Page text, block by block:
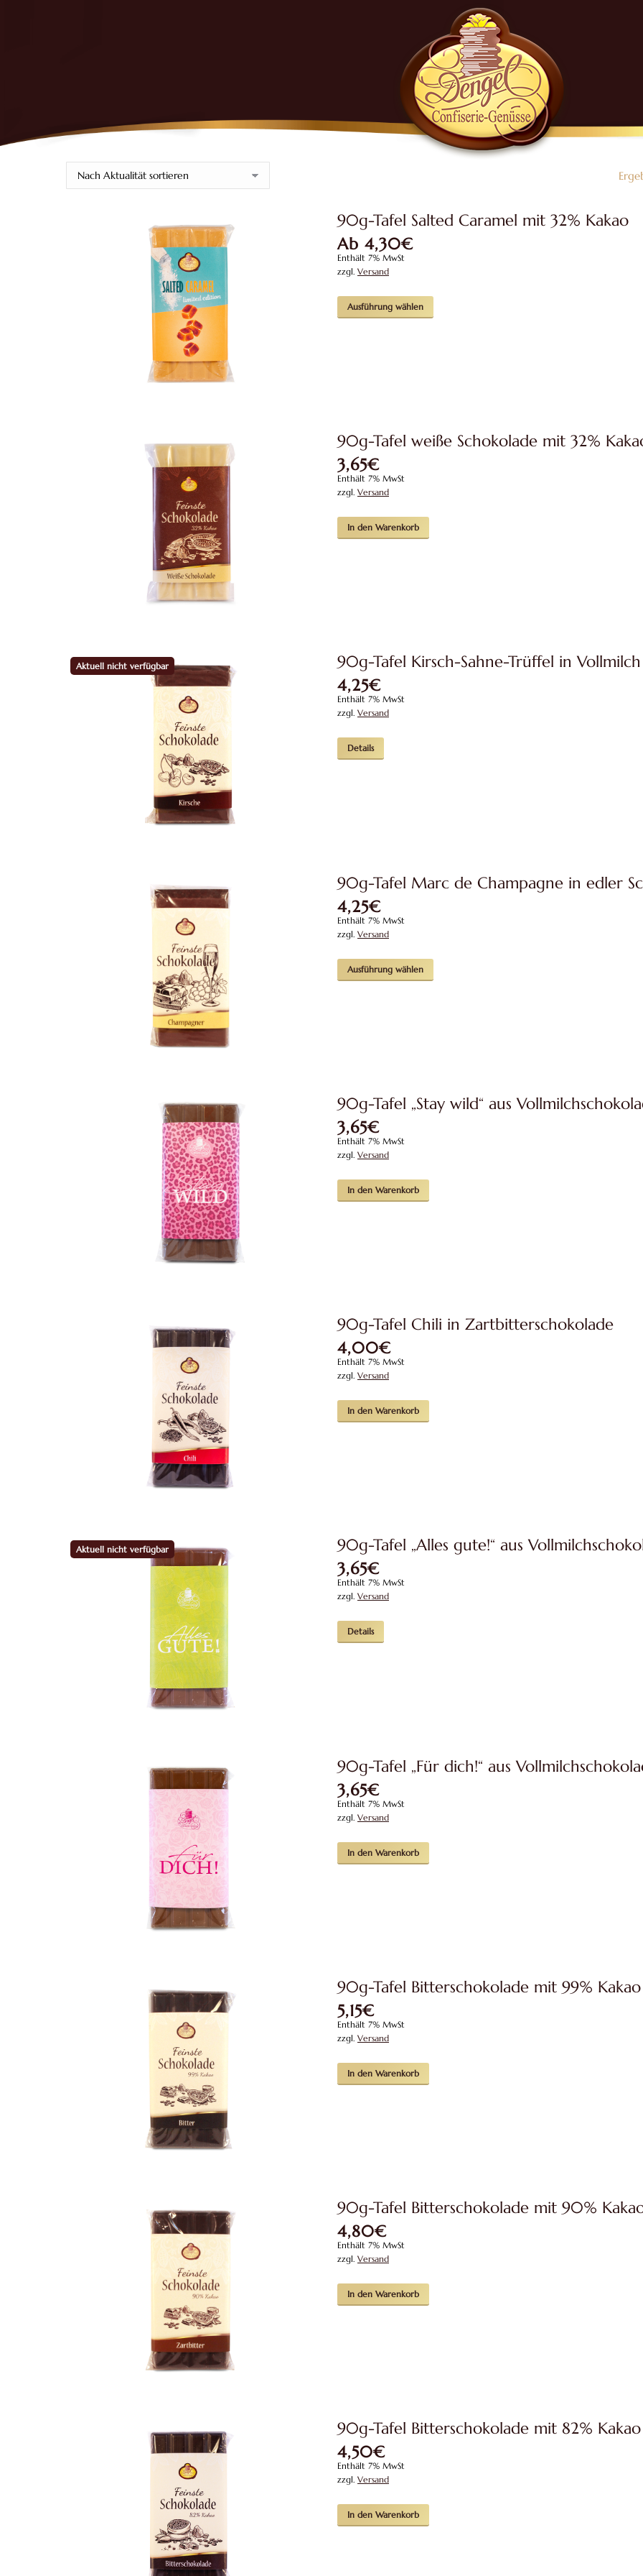
90g-Tafel Salted Caramel mit 32% Kakao
Ab 4,30€
Enthält 7% MwSt
zzgl. Versand
Ausführung wählen
Dieses
Produkt
der
90g-Tafel weiße Schokolade mit 32%
3,65€
Enthält 7% MwSt
zzgl. Versand
In den Warenkorb
Aktuell nicht verfügbar
90g-Tafel Kirsch-Sahne-Trüffel in Vollmilch
4,25€
Enthält 7% MwSt
zzgl. Versand
Details
90g-Tafel Marc de Champagne in edler
4,25€
Enthält 7% MwSt
zzgl. Versand
Ausführung wählen
Dieses
Produkt
der
Produktseite
90g-Tafel „Stay wild“ aus
3,65€
Enthält 7% MwSt
zzgl. Versand
In den Warenkorb
90g-Tafel Chili in Zartbitterschokolade
4,00€
Enthält 7% MwSt
zzgl. Versand
In den Warenkorb
Aktuell nicht verfügbar
90g-Tafel „Alles gute!“ aus
3,65€
Enthält 7% MwSt
zzgl. Versand
Details
90g-Tafel „Für dich!“ aus
3,65€
Enthält 7% MwSt
zzgl. Versand
In den Warenkorb
90g-Tafel Bitterschokolade mit 99% Kakao
5,15€
Enthält 7% MwSt
zzgl. Versand
In den Warenkorb
90g-Tafel Bitterschokolade mit 90%
4,80€
Enthält 7% MwSt
zzgl. Versand
In den Warenkorb
90g-Tafel Bitterschokolade mit 82% Kakao
4,50€
Enthält 7% MwSt
zzgl. Versand
In den Warenkorb